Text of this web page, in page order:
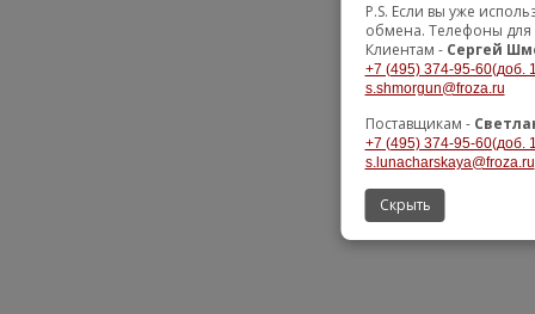
P.S. Если вы уже
обмена. Телефоны
Клиентам - Сергей
+7 (495) 374-95-60(доб.
s.shmorgun@froza.ru
Поставщикам -
+7 (495) 374-95-60(доб.
s.lunacharskaya@froza.ru
Скрыть